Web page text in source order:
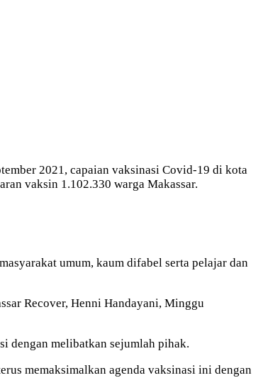
2021, capaian vaksinasi Covid-19 di kota
vaksin 1.102.330 warga Makassar.
umum, kaum difabel serta pelajar dan
Recover, Henni Handayani, Minggu
dengan melibatkan sejumlah pihak.
memaksimalkan agenda vaksinasi ini dengan